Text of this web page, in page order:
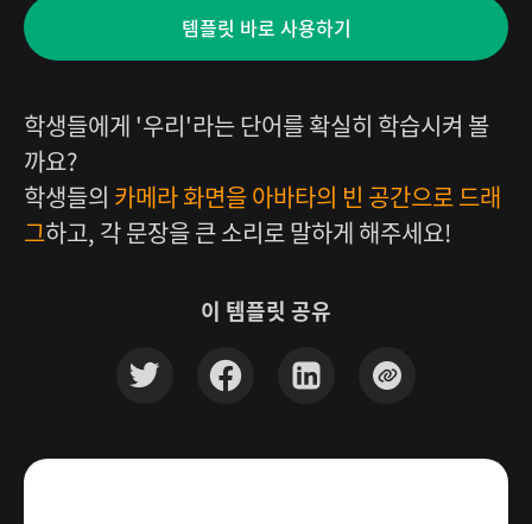
템플릿 바로 사용하기
학생들에게 '우리'라는 단어를 확실히 학습시켜 볼
까요?
학생들의 카메라 화면을 아바타의 빈 공간으로 드래
그하고, 각 문장을 큰 소리로 말하게 해주세요!
이 템플릿 공유